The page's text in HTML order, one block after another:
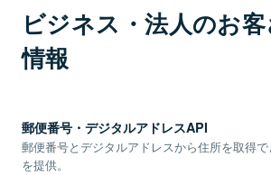
ビジネス・法人のお
情報
郵便番号・デジタルアドレスAPI
郵便番号とデジタルアドレスから住所を取得
を提供。